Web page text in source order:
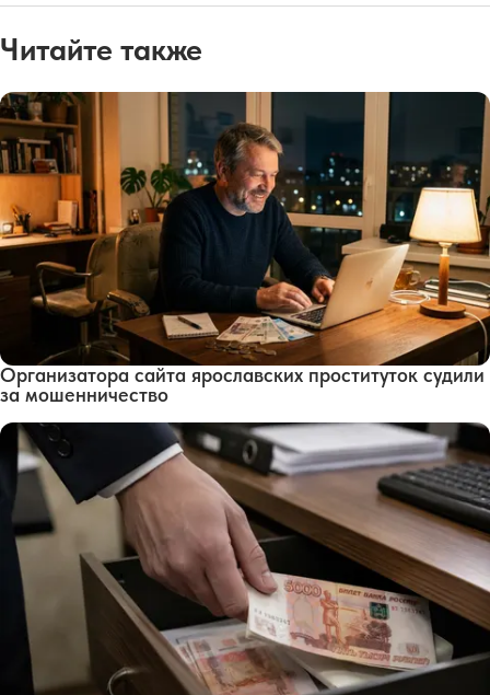
Читайте также
Организатора сайта ярославских проституток судили
за мошенничество